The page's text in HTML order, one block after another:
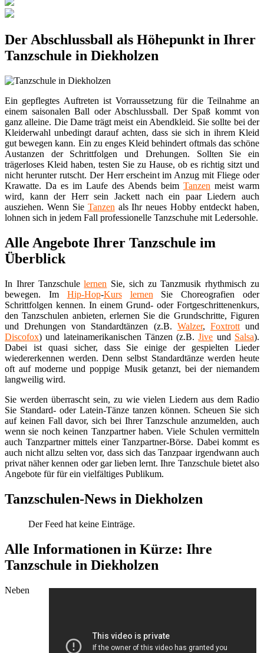
Der Abschlussball als Höhepunkt in Ihrer
Tanzschule in Diekholzen
Ein gepflegtes Auftreten ist Vorraussetzung für die Teilnahme an
einem saisonalen Ball oder Abschlussball. Der Spaß kommt von
ganz alleine. Die Dame trägt meist ein Abendkleid. Sie sollte bei der
Kleiderwahl unbedingt darauf achten, dass sie sich in ihrem Kleid
gut bewegen kann. Ein zu enges Kleid behindert oftmals das schöne
Austanzen der Schrittfolgen und Drehungen. Sollten Sie ein
trägerloses Kleid haben, testen Sie zu Hause, ob es richtig sitzt und
nicht herunter rutscht. Der Herr erscheint im Anzug mit Fliege oder
Krawatte. Da es im Laufe des Abends beim Tanzen meist warm
wird, kann der Herr sein Jackett nach ein paar Liedern auch
ausziehen. Wenn Sie Tanzen als Ihr neues Hobby entdeckt haben,
lohnen sich in jedem Fall professionelle Tanzschuhe mit Ledersohle.
Alle Angebote Ihrer Tanzschule im
Überblick
In Ihrer Tanzschulelernen Sie, sich zu Tanzmusik rhythmisch zu
bewegen. Im Hip-Hop-Kurs lernen Sie Choreografien oder
Schrittfolgen kennen. In einem Grund- oder Fortgeschrittenenkurs,
den Tanzschulen anbieten, erlernen Sie die Grundschritte, Figuren
und Drehungen von Standardtänzen (z.B. Walzer, Foxtrottund
Discofox) und lateinamerikanischen Tänzen (z.B.Jive und Salsa).
Dabei ist quasi sicher, dass Sie einige der gespielten Lieder
wiedererkennen werden. Denn selbst Standardtänze werden heute
oft auf moderne und poppige Musik getanzt, bei der niemandem
langweilig wird.
Sie werden überrascht sein, zu wie vielen Liedern aus dem Radio
Sie Standard- oder Latein-Tänze tanzen können. Scheuen Sie sich
auf keinen Fall davor, sich bei Ihrer Tanzschule anzumelden, auch
wenn sie noch keinen Tanzpartner haben. Viele Schulen vermitteln
auch Tanzpartner mittels einer Tanzpartner-Börse. Dabei kommt es
auch nicht allzu selten vor, dass sich das Tanzpaar irgendwann auch
privat näher kennen oder gar lieben lernt. Ihre Tanzschule bietet also
Angebote für für ein vielfältiges Publikum.
Tanzschulen-News in Diekholzen
Der Feed hat keine Einträge.
Alle Informationen in Kürze: Ihre
Tanzschule in Diekholzen
Neben